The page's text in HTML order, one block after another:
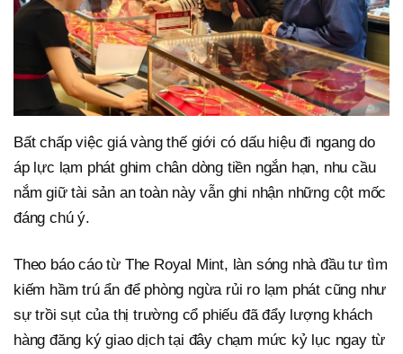
Bất chấp việc giá vàng thế giới có dấu hiệu đi ngang do
áp lực lạm phát ghim chân dòng tiền ngắn hạn, nhu cầu
nắm giữ tài sản an toàn này vẫn ghi nhận những cột mốc
đáng chú ý.
Theo báo cáo từ The Royal Mint, làn sóng nhà đầu tư tìm
kiếm hầm trú ẩn để phòng ngừa rủi ro lạm phát cũng như
sự trồi sụt của thị trường cổ phiếu đã đẩy lượng khách
hàng đăng ký giao dịch tại đây chạm mức kỷ lục ngay từ